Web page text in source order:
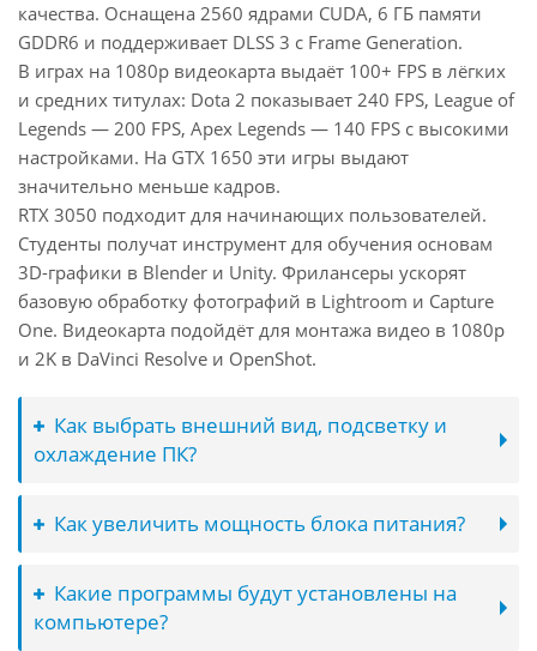
качества. Оснащена 2560 ядрами CUDA, 6 ГБ памяти
GDDR6 и поддерживает DLSS 3 с Frame Generation.
В играх на 1080p видеокарта выдаёт 100+ FPS в лёгких
и средних титулах: Dota 2 показывает 240 FPS, League of
Legends — 200 FPS, Apex Legends — 140 FPS с высокими
настройками. На GTX 1650 эти игры выдают
значительно меньше кадров.
RTX 3050 подходит для начинающих пользователей.
Студенты получат инструмент для обучения основам
3D-графики в Blender и Unity. Фрилансеры ускорят
базовую обработку фотографий в Lightroom и Capture
One. Видеокарта подойдёт для монтажа видео в 1080p
и 2K в DaVinci Resolve и OpenShot.
Как выбрать внешний вид, подсветку и
охлаждение ПК?
Как увеличить мощность блока питания?
Какие программы будут установлены на
компьютере?